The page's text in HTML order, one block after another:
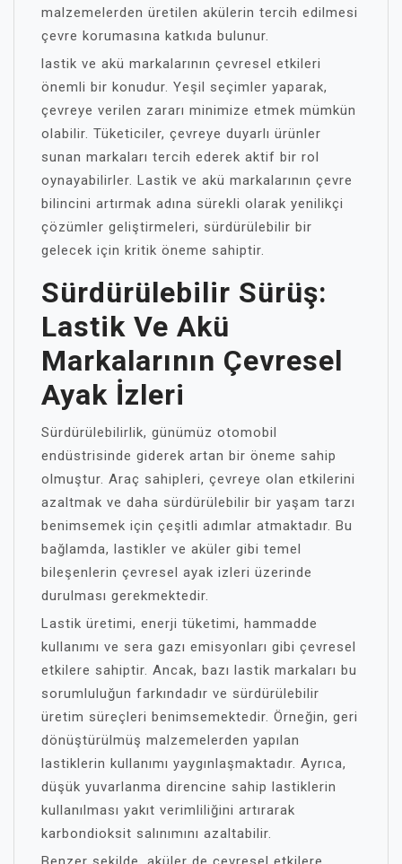
malzemelerden üretilen akülerin tercih edilmesi
çevre korumasına katkıda bulunur.
lastik ve akü markalarının çevresel etkileri
önemli bir konudur. Yeşil seçimler yaparak,
çevreye verilen zararı minimize etmek mümkün
olabilir. Tüketiciler, çevreye duyarlı ürünler
sunan markaları tercih ederek aktif bir rol
oynayabilirler. Lastik ve akü markalarının çevre
bilincini artırmak adına sürekli olarak yenilikçi
çözümler geliştirmeleri, sürdürülebilir bir
gelecek için kritik öneme sahiptir.
Sürdürülebilir Sürüş:
Lastik Ve Akü
Markalarının Çevresel
Ayak İzleri
Sürdürülebilirlik, günümüz otomobil
endüstrisinde giderek artan bir öneme sahip
olmuştur. Araç sahipleri, çevreye olan etkilerini
azaltmak ve daha sürdürülebilir bir yaşam tarzı
benimsemek için çeşitli adımlar atmaktadır. Bu
bağlamda, lastikler ve aküler gibi temel
bileşenlerin çevresel ayak izleri üzerinde
durulması gerekmektedir.
Lastik üretimi, enerji tüketimi, hammadde
kullanımı ve sera gazı emisyonları gibi çevresel
etkilere sahiptir. Ancak, bazı lastik markaları bu
sorumluluğun farkındadır ve sürdürülebilir
üretim süreçleri benimsemektedir. Örneğin, geri
dönüştürülmüş malzemelerden yapılan
lastiklerin kullanımı yaygınlaşmaktadır. Ayrıca,
düşük yuvarlanma direncine sahip lastiklerin
kullanılması yakıt verimliliğini artırarak
karbondioksit salınımını azaltabilir.